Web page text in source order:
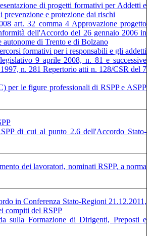
di progetti formativi per Addetti e
e protezione dai rischi
art. 32 comma 4 Approvazione progetto
dell'Accordo del 26 gennaio 2006 in
autonome di Trento e di Bolzano
formativi per i responsabili e gli addetti
9 aprile 2008, n. 81 e successive
n. 281 Repertorio atti n. 128/CSR del 7
per le figure professionali di RSPP e ASPP
di cui al punto 2.6 dell'Accordo Stato-
dei lavoratori, nominati RSPP, a norma
in Conferenza Stato-Regioni 21.12.2011,
compiti del RSPP
sulla Formazione di Dirigenti, Preposti e